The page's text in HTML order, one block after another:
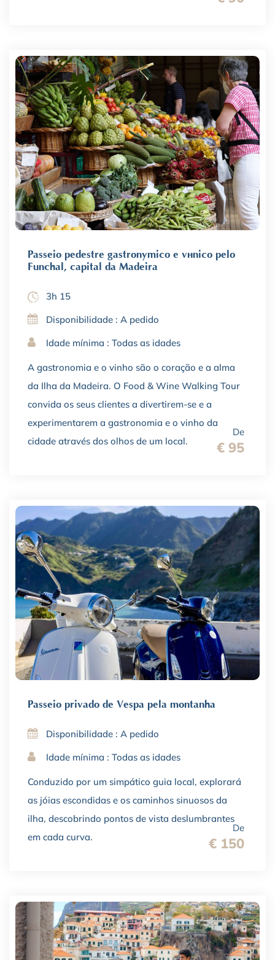
Passeio pedestre gastronómico e vínico pelo
Funchal, capital da Madeira
De
€ 95
3h 15
Disponibilidade : A pedido
Idade mínima : Todas as idades
A gastronomia e o vinho são o coração e a alma
da Ilha da Madeira. O Food & Wine Walking Tour
convida os seus clientes a divertirem-se e a
experimentarem a gastronomia e o vinho da
cidade através dos olhos de um local.
Passeio privado de Vespa pela montanha
De
€ 150
Disponibilidade : A pedido
Idade mínima : Todas as idades
Conduzido por um simpático guia local, explorará
as jóias escondidas e os caminhos sinuosos da
ilha, descobrindo pontos de vista deslumbrantes
em cada curva.